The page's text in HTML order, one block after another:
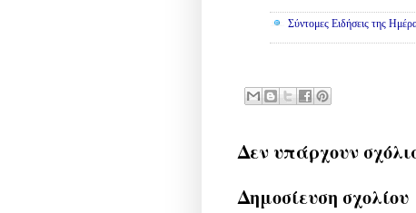
Σύντομες Ειδήσεις της
Δεν υπάρχουν
Δημοσίευση σχολίου